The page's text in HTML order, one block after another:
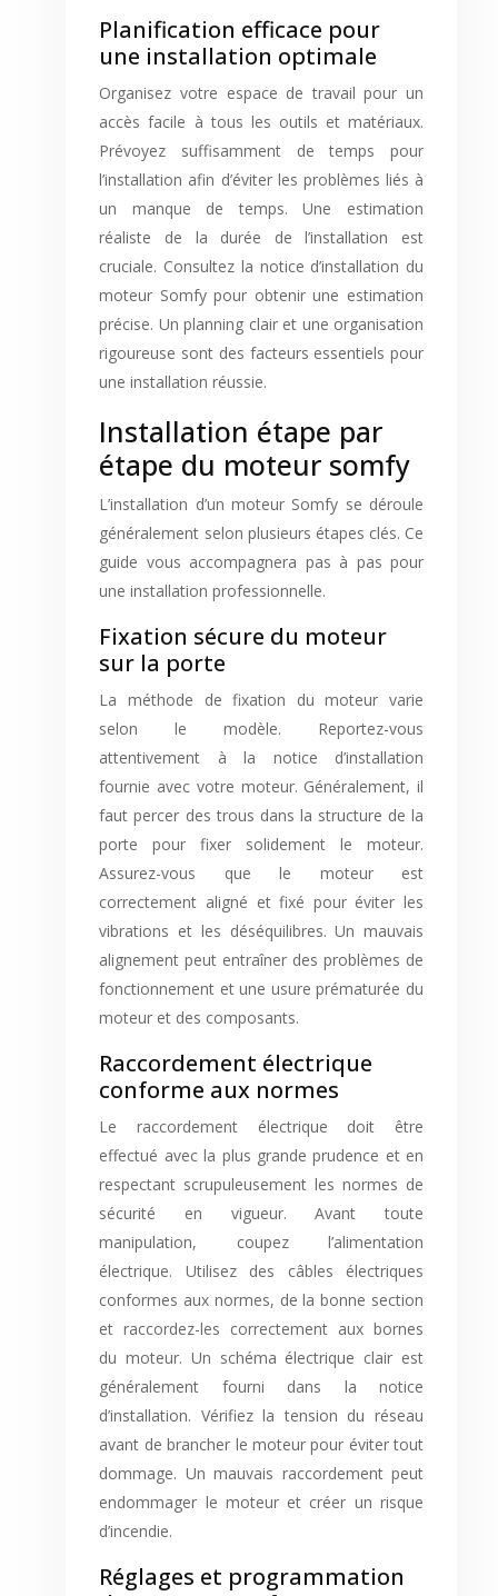
Planification efficace pour
une installation optimale
Organisez votre espace de travail pour un
accès facile à tous les outils et matériaux.
Prévoyez suffisamment de temps pour
l’installation afin d’éviter les problèmes liés à
un manque de temps. Une estimation
réaliste de la durée de l’installation est
cruciale. Consultez la notice d’installation du
moteur Somfy pour obtenir une estimation
précise. Un planning clair et une organisation
rigoureuse sont des facteurs essentiels pour
une installation réussie.
Installation étape par
étape du moteur somfy
L’installation d’un moteur Somfy se déroule
généralement selon plusieurs étapes clés. Ce
guide vous accompagnera pas à pas pour
une installation professionnelle.
Fixation sécure du moteur
sur la porte
La méthode de fixation du moteur varie
selon le modèle. Reportez-vous
attentivement à la notice d’installation
fournie avec votre moteur. Généralement, il
faut percer des trous dans la structure de la
porte pour fixer solidement le moteur.
Assurez-vous que le moteur est
correctement aligné et fixé pour éviter les
vibrations et les déséquilibres. Un mauvais
alignement peut entraîner des problèmes de
fonctionnement et une usure prématurée du
moteur et des composants.
Raccordement électrique
conforme aux normes
Le raccordement électrique doit être
effectué avec la plus grande prudence et en
respectant scrupuleusement les normes de
sécurité en vigueur. Avant toute
manipulation, coupez l’alimentation
électrique. Utilisez des câbles électriques
conformes aux normes, de la bonne section
et raccordez-les correctement aux bornes
du moteur. Un schéma électrique clair est
généralement fourni dans la notice
d’installation. Vérifiez la tension du réseau
avant de brancher le moteur pour éviter tout
dommage. Un mauvais raccordement peut
endommager le moteur et créer un risque
d’incendie.
Réglages et programmation